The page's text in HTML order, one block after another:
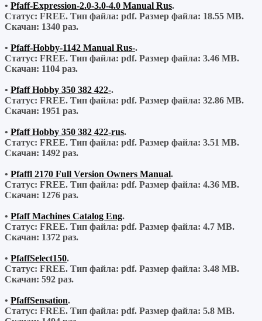
• Pfaff-Expression-2.0-3.0-4.0 Manual Rus.
Статус: FREE. Тип файла: pdf. Размер файла: 18.55 MB.
Скачан: 1340 раз.
• Pfaff-Hobby-1142 Manual Rus-.
Статус: FREE. Тип файла: pdf. Размер файла: 3.46 MB.
Скачан: 1104 раз.
• Pfaff Hobby 350 382 422-.
Статус: FREE. Тип файла: pdf. Размер файла: 32.86 MB.
Скачан: 1951 раз.
• Pfaff Hobby 350 382 422-rus.
Статус: FREE. Тип файла: pdf. Размер файла: 3.51 MB.
Скачан: 1492 раз.
• Pfaffl 2170 Full Version Owners Manual.
Статус: FREE. Тип файла: pdf. Размер файла: 4.36 MB.
Скачан: 1276 раз.
• Pfaff Machines Catalog Eng.
Статус: FREE. Тип файла: pdf. Размер файла: 4.7 MB.
Скачан: 1372 раз.
• PfaffSelect150.
Статус: FREE. Тип файла: pdf. Размер файла: 3.48 MB.
Скачан: 592 раз.
• PfaffSensation.
Статус: FREE. Тип файла: pdf. Размер файла: 5.8 MB.